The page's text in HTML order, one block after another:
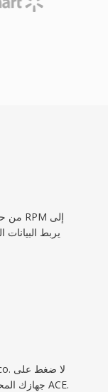
جهازك المحلي ولا حاجة للبحث عن برامج متوافقة مع ACE.